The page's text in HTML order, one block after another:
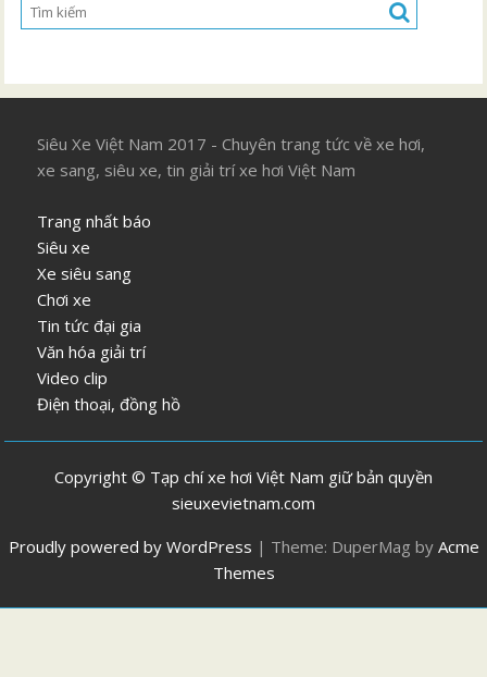
Siêu Xe Việt Nam 2017 - Chuyên trang tức về xe hơi,
xe sang, siêu xe, tin giải trí xe hơi Việt Nam
Trang nhất báo
Siêu xe
Xe siêu sang
Chơi xe
Tin tức đại gia
Văn hóa giải trí
Video clip
Điện thoại, đồng hồ
Copyright © Tạp chí xe hơi Việt Nam giữ bản quyền
sieuxevietnam.com
Proudly powered by WordPress | Theme: DuperMag by Acme
Themes